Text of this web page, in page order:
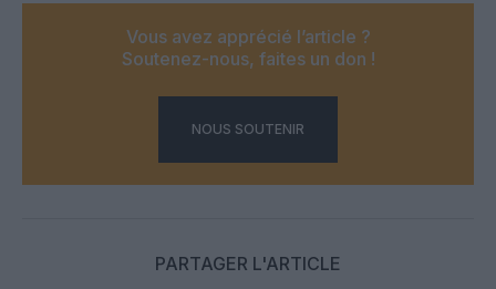
Vous avez apprécié l’article ?
Soutenez-nous, faites un don !
NOUS SOUTENIR
PARTAGER L'ARTICLE